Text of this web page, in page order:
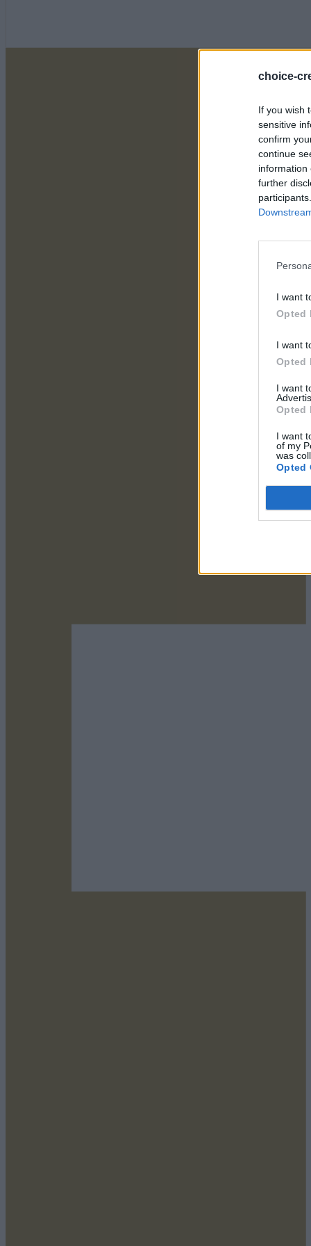
choice-
If you wish
sensitive
confirm
continue
information
further
I want
Opted
I want
Opted
I want
Opted
I want
of my
was
Opted